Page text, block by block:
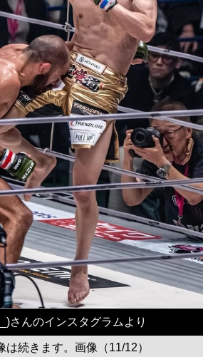
さんのインスタグラムより
は続きます。画像（11/12）